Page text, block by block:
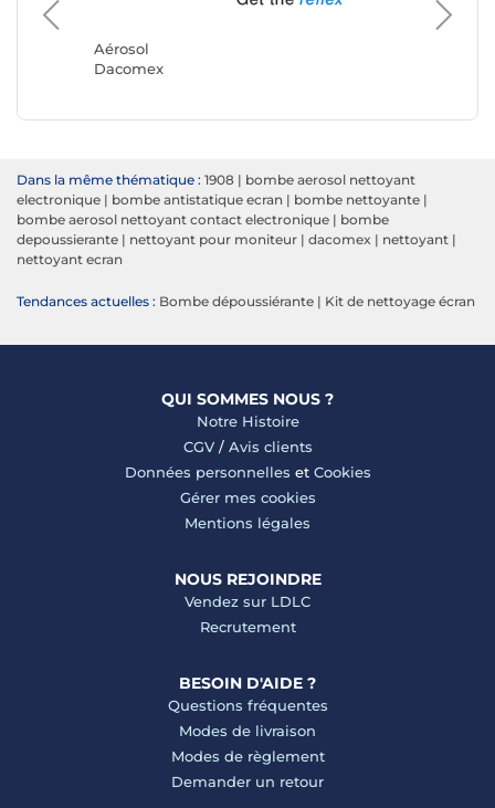
Aérosol
Dacomex
Aérosol
Durable
Dans la même thématique : 1908 | bombe aerosol nettoyant
electronique | bombe antistatique ecran | bombe nettoyante |
bombe aerosol nettoyant contact electronique | bombe
depoussierante | nettoyant pour moniteur | dacomex | nettoyant |
nettoyant ecran
Tendances actuelles : Bombe dépoussiérante | Kit de nettoyage écran
QUI SOMMES NOUS ?
Notre Histoire
CGV/ Avis clients
Données personnelles et Cookies
Gérer mes cookies
Mentions légales
NOUS REJOINDRE
Vendez sur LDLC
Recrutement
BESOIN D'AIDE ?
Questions fréquentes
Modes de livraison
Modes de règlement
Demander un retour